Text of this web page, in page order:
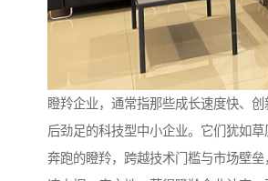
瞪羚企业，通常指那些成长速度快、
后劲足的科技型中小企业。它们犹如草
奔跑的瞪羚，跨越技术门槛与市场壁